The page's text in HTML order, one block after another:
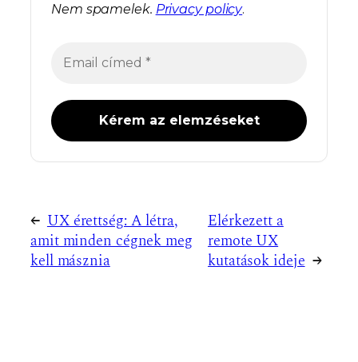
Nem spamelek. Privacy policy.
← UX érettség: A létra,
amit minden cégnek meg
kell másznia
Elérkezett a
remote UX
kutatások ideje →